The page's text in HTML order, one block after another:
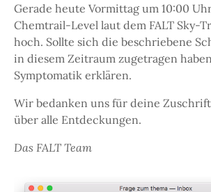
Gerade heute Vormittag um 10:00
Chemtrail-Level laut dem FALT Sky-
hoch. Sollte sich die beschriebene
in diesem Zeitraum zugetragen
Symptomatik erklären.
Wir bedanken uns für deine
über alle Entdeckungen.
Das FALT Team